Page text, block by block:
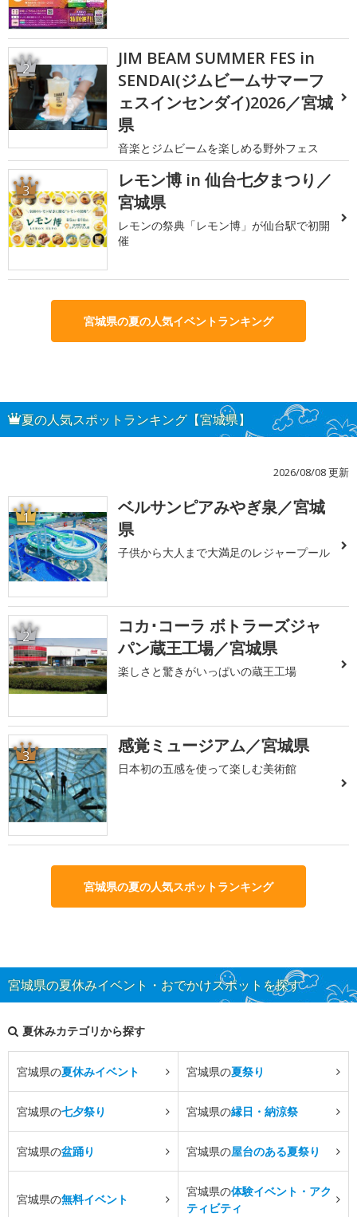
2
JIM BEAM SUMMER FES in
SENDAI(ジムビームサマーフ
ェスインセンダイ)2026／宮城
県
音楽とジムビームを楽しめる野外フェス
3
レモン博 in 仙台七夕まつり／
宮城県
レモンの祭典「レモン博」が仙台駅で初開
催
宮城県の夏の人気イベントランキング
夏の人気スポットランキング【宮城県】
2026/08/08 更新
1
ベルサンピアみやぎ泉／宮城
県
子供から大人まで大満足のレジャープール
2
コカ･コーラ ボトラーズジャ
パン蔵王工場／宮城県
楽しさと驚きがいっぱいの蔵王工場
3 感覚ミュージアム／宮城県
日本初の五感を使って楽しむ美術館
宮城県の夏の人気スポットランキング
宮城県の夏休みイベント・おでかけスポットを探す
夏休みカテゴリから探す
宮城県の夏休みイベント 宮城県の夏祭り
宮城県の七夕祭り 宮城県の縁日・納涼祭
宮城県の盆踊り 宮城県の屋台のある夏祭り
宮城県の無料イベント
宮城県の体験イベント・アク
ティビティ